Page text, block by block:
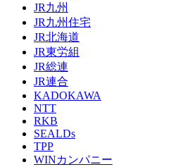
JR九州
JR九州住宅
JR北海道
JR東労組
JR総連
JR連合
KADOKAWA
NTT
RKB
SEALDs
TPP
WINカンパニー